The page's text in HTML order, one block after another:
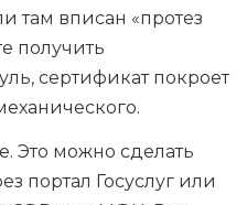
там вписан «протез
получить
сертификат покроет
Это можно сделать
портал Госуслуг или